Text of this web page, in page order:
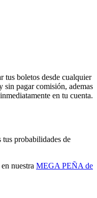
tus boletos desde cualquier
sin pagar comisión, ademas
en tu cuenta.
probabilidades de
nuestra MEGA PEÑA de